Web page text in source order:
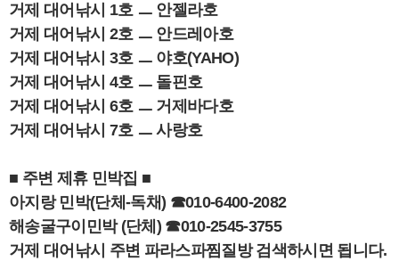
거제 대어낚시 1호 ㅡ 안젤라호
거제 대어낚시 2호 ㅡ 안드레아호
거제 대어낚시 3호 ㅡ 야호(YAHO)
거제 대어낚시 4호 ㅡ 돌핀호
거제 대어낚시 6호 ㅡ 거제바다호
거제 대어낚시 7호 ㅡ 사랑호
■ 주변 제휴 민박집 ■
아지랑 민박(단체-독채) ☎010-6400-2082
해송굴구이민박 (단체) ☎010-2545-3755
거제 대어낚시 주변 파라스파찜질방 검색하시면 됩니다.